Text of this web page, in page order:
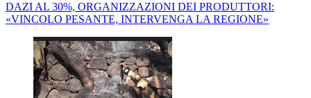
DAZI AL 30%, ORGANIZZAZIONI DEI PRODUTTORI:
«VINCOLO PESANTE, INTERVENGA LA REGIONE»